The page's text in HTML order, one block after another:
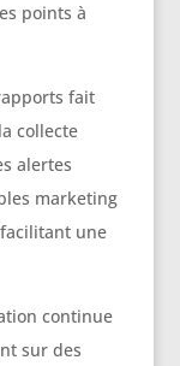
points à
fait
collecte
alertes
marketing
une
continue
sur des